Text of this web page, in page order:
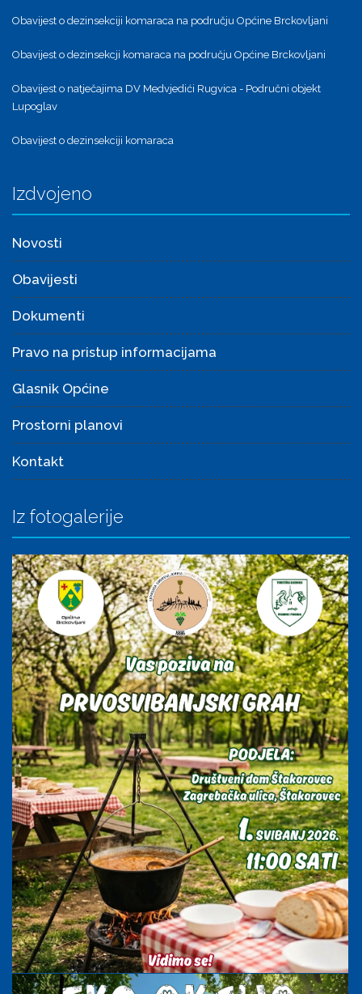
Obavijest o dezinsekciji komaraca na području Općine Brckovljani
Obavijest o dezinsekcji komaraca na području Općine Brckovljani
Obavijest o natječajima DV Medvjedići Rugvica - Područni objekt
Lupoglav
Obavijest o dezinsekciji komaraca
Izdvojeno
Novosti
Obavijesti
Dokumenti
Pravo na pristup informacijama
Glasnik Općine
Prostorni planovi
Kontakt
Iz fotogalerije